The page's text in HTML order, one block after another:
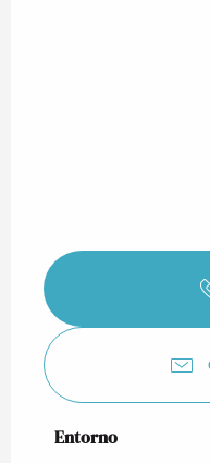
Entorno
Entorno